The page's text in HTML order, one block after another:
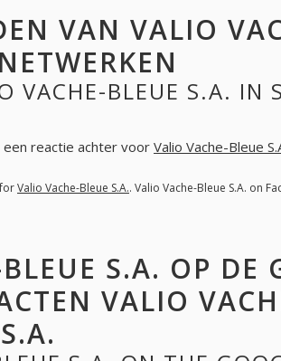
VAN VALIO
VACHE-BLEUE S.A. IN
een reactie achter voorValio Vache-Bleue
Valio Vache-Bleue S.A.. Valio Vache-Bleue S.A. on
S.A. OP DE
VALIO
S.A.